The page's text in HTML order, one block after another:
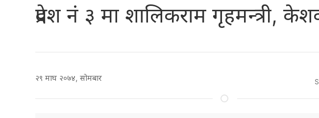
प्रदेश नं ३ मा शालिकराम गृहमन्त्री,
२९ माघ २०७४, सोमबार